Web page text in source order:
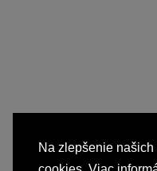
Na zlepšenie